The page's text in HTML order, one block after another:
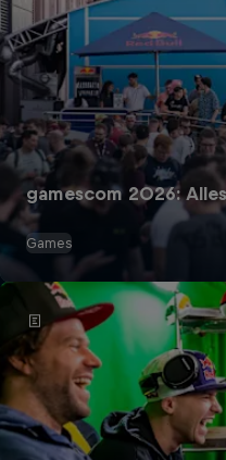
gamescom 2026:
Games